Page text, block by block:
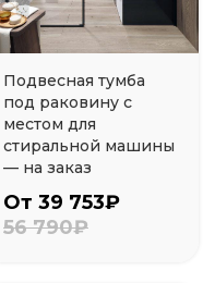
Подвесная тумба
под раковину с
местом для
стиральной машины
— на заказ
От 39 753₽
56 790₽